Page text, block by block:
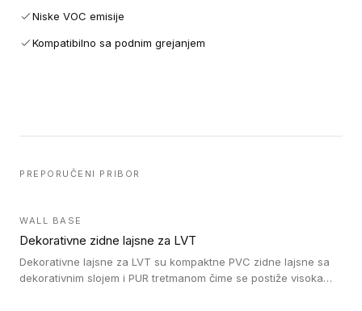
Niske VOC emisije
Kompatibilno sa podnim grejanjem
PREPORUČENI PRIBOR
WALL BASE
Dekorativne zidne lajsne za LVT
Dekorativne lajsne za LVT su kompaktne PVC zidne lajsne sa
dekorativnim slojem i PUR tretmanom čime se postiže visoka